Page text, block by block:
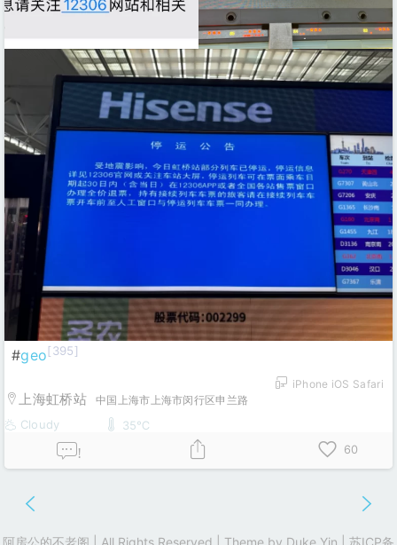
#geo[395]
iPhone iOS Safari
上海虹桥站 中国上海市上海市闵行区申兰路
Cloudy
35℃
!
60
阿房公的不老阁 | All Rights Reserved | Theme by Duke Yin 苏ICP备